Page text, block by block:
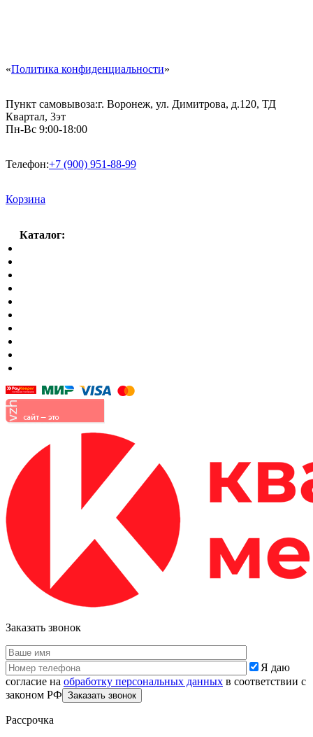
«Политика конфиденциальности»
Пункт самовывоза:г. Воронеж, ул. Димитрова, д.120, ТД
Квартал, 3эт
Пн-Вс 9:00-18:00
Телефон:+7 (900) 951-88-99
Корзина
Каталог:
Заказать звонок
Я даю
согласие на обработку персональных данных в соответствии с
законом РФ
Рассрочка